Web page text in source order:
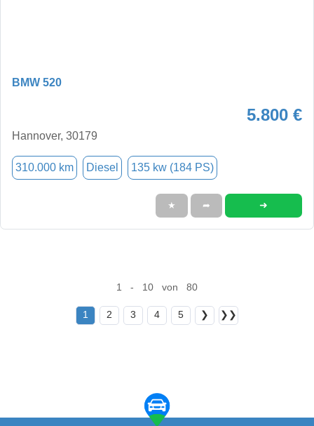
BMW 520
5.800 €
Hannover, 30179
310.000 km Diesel 135 kw (184 PS)
★ ➦ ➜
1 - 10 von 80
1 2 3 4 5 ❯ ❯❯